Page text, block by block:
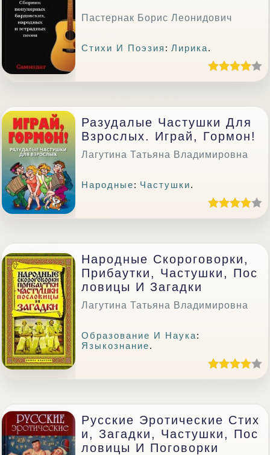
Пастернак Борис Леонидович
Стихи И Поэзия :Лирика.
Разудалые Частушки Для
Взрослых. Играй, Гормон!
Лагутина Татьяна Владимировна
Народные: Частушки.
Народные Скороговорки,
Прибаутки, Частушки, Пос
Ловицы И Загадки
Лагутина Татьяна Владимировна
Образование И Наука:
Языкознание.
Русские Эротические Стих
И, Загадки, Частушки, Пос
Ловицы И Поговорки